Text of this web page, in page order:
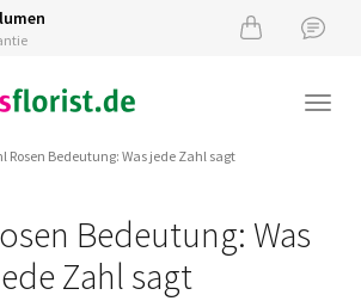
Rosen Bedeutung: Was jede Zahl sagt
Bedeutung: Was
Zahl sagt